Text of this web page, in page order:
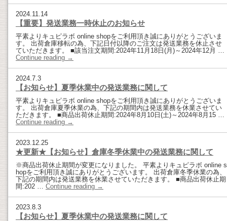
2024.11.14
【重要】発送業務一時休止のお知らせ
平素よりキュピラボ online shopをご利用頂き誠にありがとうございま
す。 出荷倉庫移転の為、下記日付以降のご注文は発送業務を休止させ
ていただきます。 ■該当注文期間:2024年11月18日(月)～2024年12月 …
Continue reading →
2024.7.3
【お知らせ】夏季休業中の発送業務に関して
平素よりキュピラボ online shopをご利用頂き誠にありがとうございま
す。 出荷倉庫夏季休業の為、下記の期間内は発送業務を休業させてい
ただきます。 ■商品出荷休止期間:2024年8月10日(土)～2024年8月15 …
Continue reading →
2023.12.25
★更新★【お知らせ】倉庫冬季休業中の発送業務に関して
※商品出荷休止期間が変更になりました。 平素よりキュピラボ online s
hopをご利用頂き誠にありがとうございます。 出荷倉庫冬季休業の為、
下記の期間内は発送業務を休業させていただきます。 ■商品出荷休止期
間:202 … Continue reading →
2023.8.3
【お知らせ】夏季休業中の発送業務に関して